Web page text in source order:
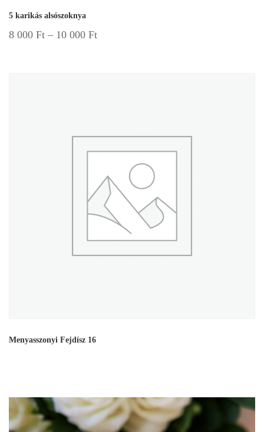
5 karikás alsószoknya
8 000 Ft – 10 000 Ft
Menyasszonyi Fejdísz 16